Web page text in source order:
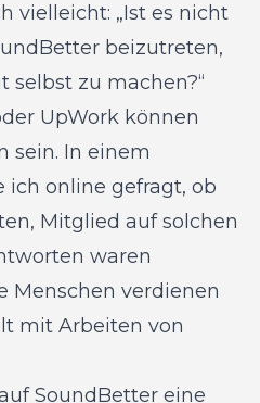
vielleicht: „Ist es nicht
beizutreten,
selbst zu machen?“
UpWork können
sein. In einem
ich online gefragt, ob
Mitglied auf solchen
waren
Menschen verdienen
mit Arbeiten von
SoundBetter eine